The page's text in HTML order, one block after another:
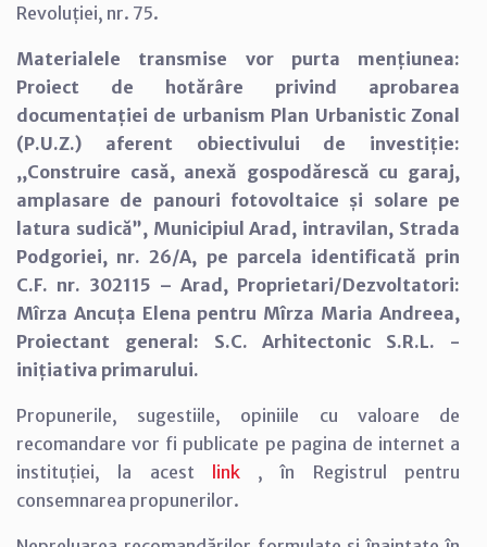
Revoluției, nr. 75.
Materialele transmise vor purta mențiunea:
Proiect de hotărâre privind aprobarea
documentației de urbanism Plan Urbanistic Zonal
(P.U.Z.) aferent obiectivului de investiție:
,,Construire casă, anexă gospodărescă cu garaj,
amplasare de panouri fotovoltaice și solare pe
latura sudică”, Municipiul Arad, intravilan, Strada
Podgoriei, nr. 26/A, pe parcela identificată prin
C.F. nr. 302115 – Arad, Proprietari/Dezvoltatori:
Mîrza Ancuța Elena pentru Mîrza Maria Andreea,
Proiectant general: S.C. Arhitectonic S.R.L. -
inițiativa primarului.
Propunerile, sugestiile, opiniile cu valoare de
recomandare vor fi publicate pe pagina de internet a
instituției, la acest link, în Registrul pentru
consemnarea propunerilor.